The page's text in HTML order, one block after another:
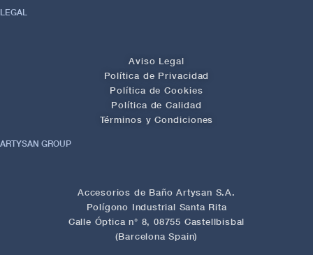
LEGAL
Aviso Legal
Política de Privacidad
Política de Cookies
Política de Calidad
Términos y Condiciones
ARTYSAN GROUP
Accesorios de Baño Artysan S.A.
Polígono Industrial Santa Rita
Calle Óptica n° 8, 08755 Castellbisbal
(Barcelona Spain)